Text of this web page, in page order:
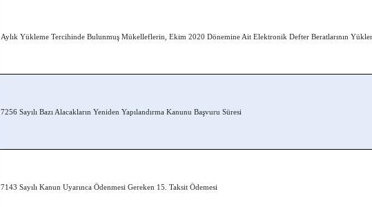
Aylık Yükleme Tercihinde Bulunmuş Mükelleflerin, Ekim 2020 Dönemine Ait Elektronik Defter Beratlarının
7256 Sayılı Bazı Alacakların Yeniden Yapılandırma Kanunu Başvuru Süresi
7143 Sayılı Kanun Uyarınca Ödenmesi Gereken 15. Taksit Ödemesi